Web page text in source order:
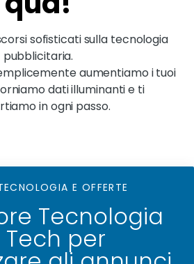
sofisticati sulla tecnologia
pubblicitaria.
aumentiamo i tuoi
dati illuminanti e ti
in ogni passo.
E OFFERTE
Tecnologia
Tech per